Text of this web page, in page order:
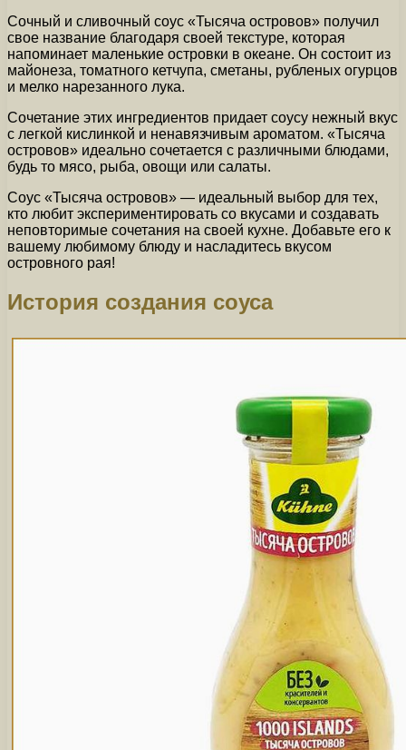
Сочный и сливочный соус «Тысяча островов» получил
свое название благодаря своей текстуре, которая
напоминает маленькие островки в океане. Он состоит из
майонеза, томатного кетчупа, сметаны, рубленых огурцов
и мелко нарезанного лука.
Сочетание этих ингредиентов придает соусу нежный вкус
с легкой кислинкой и ненавязчивым ароматом. «Тысяча
островов» идеально сочетается с различными блюдами,
будь то мясо, рыба, овощи или салаты.
Соус «Тысяча островов» — идеальный выбор для тех,
кто любит экспериментировать со вкусами и создавать
неповторимые сочетания на своей кухне. Добавьте его к
вашему любимому блюду и насладитесь вкусом
островного рая!
История создания соуса